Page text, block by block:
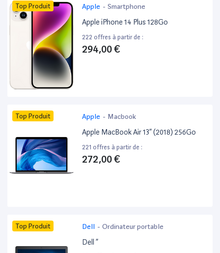
Top Produit Apple - Smartphone
Apple iPhone 14 Plus 128Go
222 offres à partir de :
294,00 €
Top Produit Apple - Macbook
Apple MacBook Air 13” (2018) 256Go
221 offres à partir de :
272,00 €
Top Produit Dell - Ordinateur portable
Dell ”